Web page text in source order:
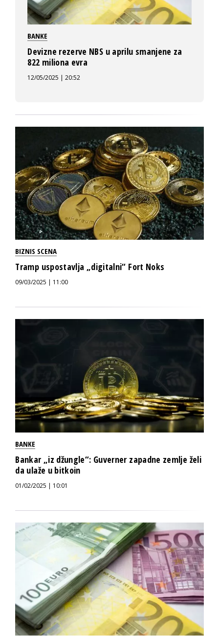
BANKE
Devizne rezerve NBS u aprilu smanjene za
822 miliona evra
12/05/2025 | 20:52
BIZNIS SCENA
Tramp uspostavlja „digitalni“ Fort Noks
09/03/2025 | 11:00
BANKE
Bankar „iz džungle“: Guverner zapadne zemlje želi
da ulaže u bitkoin
01/02/2025 | 10:01